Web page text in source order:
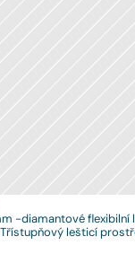
-diamantové flexibilní
lešticí